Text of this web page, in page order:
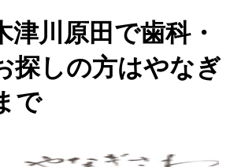
津川原田で歯科・
探しの方はやなぎ
で